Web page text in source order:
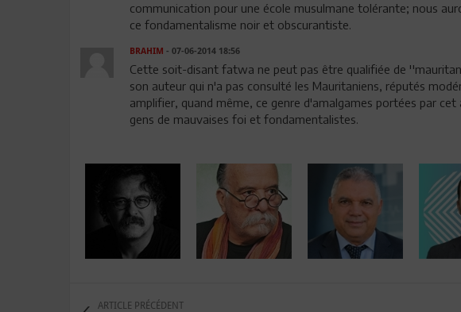
communication pour une école musulmane tolérante; nous
ce fondamentalisme noir et obscurantiste.
BRAHIM - 07-06-2014 18:56
Cette soit-disant fatwa ne peut pas être qualifiée de
son auteur qui n'a pas consulté les Mauritaniens, réputés
amplifier, quand même, ce genre d'amalgames portées par cet
gens de mauvaises foi et fondamentalistes.
ARTICLE PRÉCÉDENT